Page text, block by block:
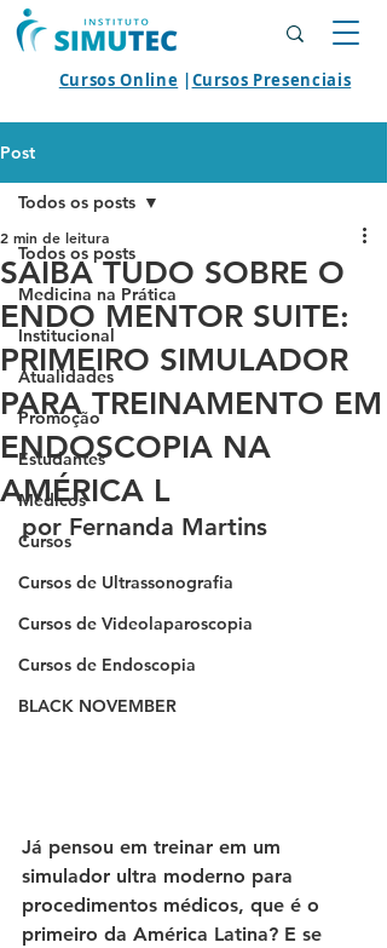
Cursos Online |Cursos Presenciais
Post
Todos os posts
Medicina na Prática
Institucional
Atualidades
Promoção
Estudantes
Médicos
Cursos
Cursos de Ultrassonografia
Cursos de Videolaparoscopia
Cursos de Endoscopia
BLACK NOVEMBER
Todos os posts
SAIBA TUDO SOBRE O
ENDO MENTOR SUITE:
PRIMEIRO SIMULADOR
PARA TREINAMENTO EM
ENDOSCOPIA NA
AMÉRICA L
2 min de leitura
por Fernanda Martins
Já pensou em treinar em um
simulador ultra moderno para
procedimentos médicos, que é o
primeiro da América Latina? E se